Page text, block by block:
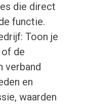
die direct
functie.
Toon je
de
verband
en
waarden